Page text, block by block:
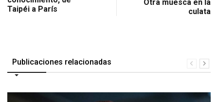
Taipéi a París
Otra muesca en la
culata
Publicaciones relacionadas